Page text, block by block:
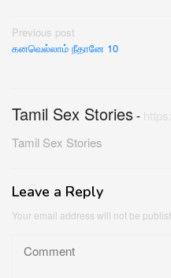
Post
navigation
Previous post
கனவெல்லாம் நீதானே 10
Tamil Sex Stories-
Tamil Sex Stories
Leave a Reply
Your email address will not be